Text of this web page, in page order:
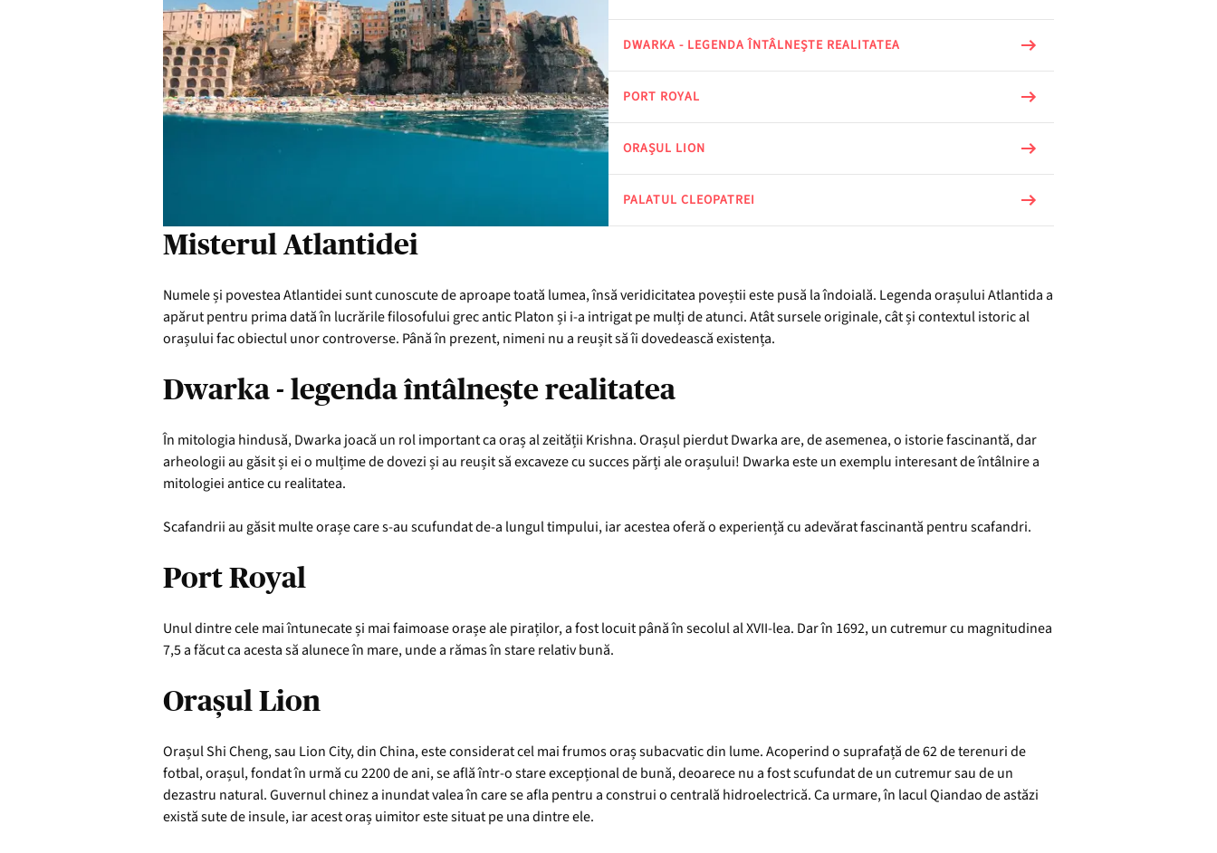
DWARKA - LEGENDA ÎNTÂLNEȘTE REALITATEA
PORT ROYAL
ORAȘUL LION
PALATUL CLEOPATREI
Misterul Atlantidei
Numele și povestea Atlantidei sunt cunoscute de aproape toată lumea, însă veridicitatea poveștii este pusă la îndoială. Legenda orașului Atlantida a
apărut pentru prima dată în lucrările filosofului grec antic Platon și i-a intrigat pe mulți de atunci. Atât sursele originale, cât și contextul istoric al
orașului fac obiectul unor controverse. Până în prezent, nimeni nu a reușit să îi dovedească existența.
Dwarka - legenda întâlnește realitatea
În mitologia hindusă, Dwarka joacă un rol important ca oraș al zeității Krishna. Orașul pierdut Dwarka are, de asemenea, o istorie fascinantă, dar
arheologii au găsit și ei o mulțime de dovezi și au reușit să excaveze cu succes părți ale orașului! Dwarka este un exemplu interesant de întâlnire a
mitologiei antice cu realitatea.
Scafandrii au găsit multe orașe care s-au scufundat de-a lungul timpului, iar acestea oferă o experiență cu adevărat fascinantă pentru scafandri.
Port Royal
Unul dintre cele mai întunecate și mai faimoase orașe ale piraților, a fost locuit până în secolul al XVII-lea. Dar în 1692, un cutremur cu magnitudinea
7,5 a făcut ca acesta să alunece în mare, unde a rămas în stare relativ bună.
Orașul Lion
Orașul Shi Cheng, sau Lion City, din China, este considerat cel mai frumos oraș subacvatic din lume. Acoperind o suprafață de 62 de terenuri de
fotbal, orașul, fondat în urmă cu 2200 de ani, se află într-o stare excepțional de bună, deoarece nu a fost scufundat de un cutremur sau de un
dezastru natural. Guvernul chinez a inundat valea în care se afla pentru a construi o centrală hidroelectrică. Ca urmare, în lacul Qiandao de astăzi
există sute de insule, iar acest oraș uimitor este situat pe una dintre ele.